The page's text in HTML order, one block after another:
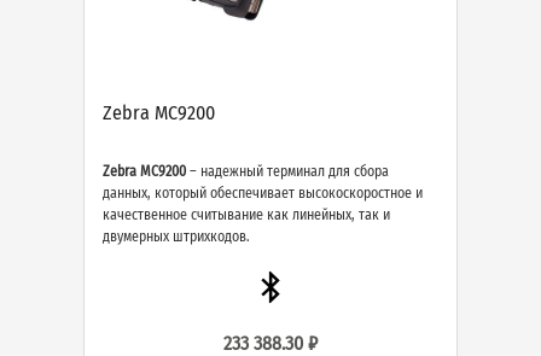
Zebra MC9200
Zebra MC9200 – надежный терминал для сбора
данных, который обеспечивает высокоскоростное и
качественное считывание как линейных, так и
двумерных штрихкодов.
233 388.30 ₽